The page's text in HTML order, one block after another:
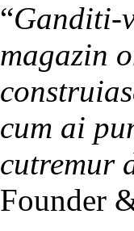
“Ganditi-
magazin
cum ai
cutremur
Founder